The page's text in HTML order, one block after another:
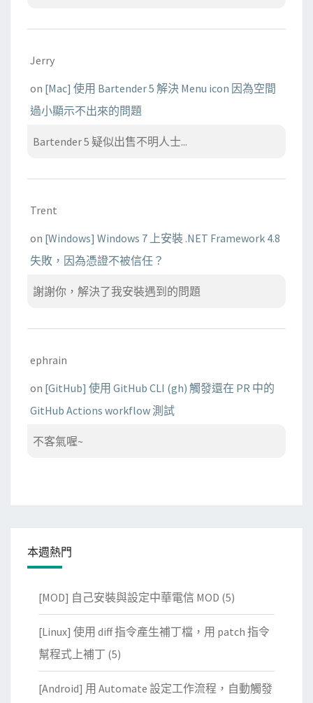
Jerry
on [Mac] 使用 Bartender 5 解決 Menu icon 因為空間
過小顯示不出來的問題
Bartender 5 疑似出售不明人士...
Trent
on [Windows] Windows 7 上安裝 .NET Framework 4.8
失敗，因為憑證不被信任？
謝謝你，解決了我安裝遇到的問題
ephrain
on [GitHub] 使用 GitHub CLI (gh) 觸發還在 PR 中的
GitHub Actions workflow 測試
不客氣喔~
本週熱門
[MOD] 自己安裝與設定中華電信 MOD (5)
[Linux] 使用 diff 指令產生補丁檔，用 patch 指令
幫程式上補丁 (5)
[Android] 用 Automate 設定工作流程，自動觸發